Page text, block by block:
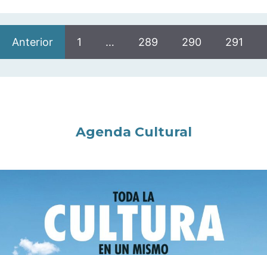
Anterior 1 … 289 290 291
Agenda Cultural